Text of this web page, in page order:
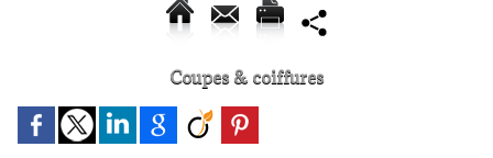
Coupes & coiffures